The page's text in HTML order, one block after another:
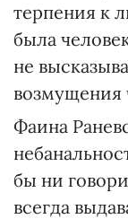
терпения к
была
не
возмущения
Фаина
бы ни
всегда